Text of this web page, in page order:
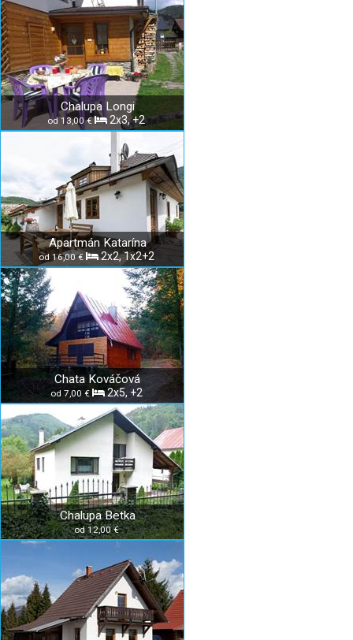
Chalupa Longi
od 13,00 € 2x3, +2
Apartmán Katarína
od 16,00 € 2x2, 1x2+2
Chata Kováčová
od 7,00 € 2x5, +2
Chalupa Betka
od 12,00 €